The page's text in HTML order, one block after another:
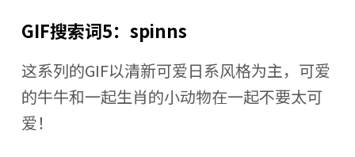
GIF搜索词5：spinns
这系列的GIF以清新可爱日系风格为主，可爱
的牛牛和一起生肖的小动物在一起不要太可
爱！